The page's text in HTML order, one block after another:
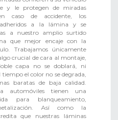
y le protegen de miradas
caso de accidente, los
a la lámina y se
a nuestro amplio surtido
que mejor encaje con la
Trabajamos únicamente
crucial de cara al montaje,
capa no se doblará, ni
el color no se degrada,
baratas de baja calidad.
automóviles tienen una
para blanqueamiento,
Así como la
que nuestras láminas